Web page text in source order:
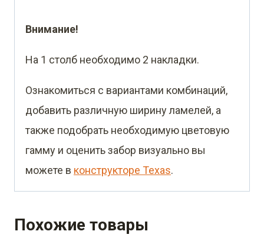
Внимание!
На 1 столб необходимо 2 накладки.
Ознакомиться с вариантами комбинаций,
добавить различную ширину ламелей, а
также подобрать необходимую цветовую
гамму и оценить забор визуально вы
можете в конструкторе Texas.
Похожие товары